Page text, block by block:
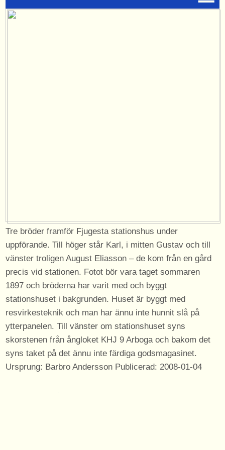
Tre bröder framför Fjugesta stationshus under
uppförande. Till höger står Karl, i mitten Gustav och till
vänster troligen August Eliasson – de kom från en gård
precis vid stationen. Fotot bör vara taget sommaren
1897 och bröderna har varit med och byggt
stationshuset i bakgrunden. Huset är byggt med
resvirkesteknik och man har ännu inte hunnit slå på
ytterpanelen. Till vänster om stationshuset syns
skorstenen från ångloket KHJ 9 Arboga och bakom det
syns taket på det ännu inte färdiga godsmagasinet.
Ursprung: Barbro Andersson Publicerad: 2008-01-04
Byggnader